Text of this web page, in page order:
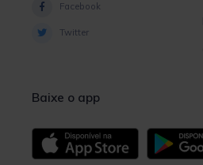
Facebook
Twitter
Baixe o app